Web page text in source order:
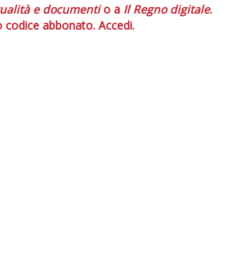
e documentio a Il Regno digitale.
codice abbonato. Accedi.